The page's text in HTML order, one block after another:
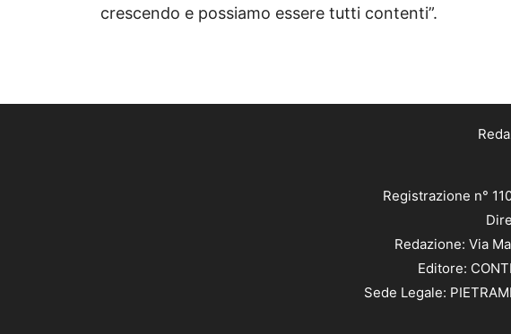
crescendo e possiamo essere tutti contenti”.
Registrazione n°
Redazione: Via
Editore:
Sede Legale: